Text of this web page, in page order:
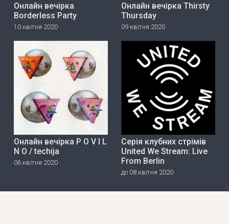
Онлайн вечірка
Borderless Party
10 квітня 2020
Онлайн вечірка Thirsty
Thursday
09 квітня 2020
Онлайн вечірка P O V I L
N O / techija
06 квітня 2020
Серія клубних стрімів
United We Stream: Live
From Berlin
до 08 квітня 2020